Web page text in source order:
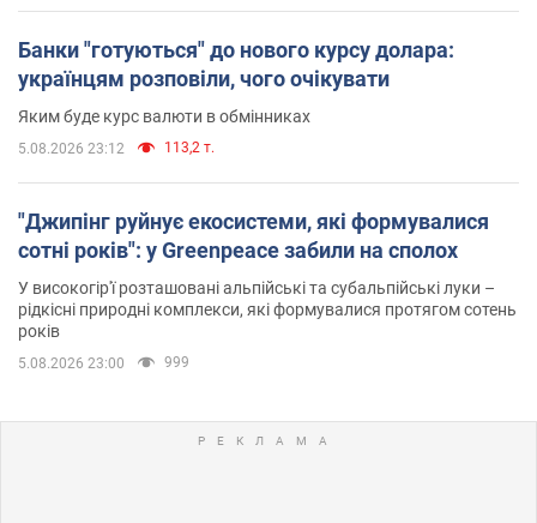
Банки "готуються" до нового курсу долара:
українцям розповіли, чого очікувати
Яким буде курс валюти в обмінниках
5.08.2026 23:12 113,2 т.
"Джипінг руйнує екосистеми, які формувалися
сотні років": у Greenpeace забили на сполох
У високогір'ї розташовані альпійські та субальпійські луки –
рідкісні природні комплекси, які формувалися протягом сотень
років
5.08.2026 23:00 999